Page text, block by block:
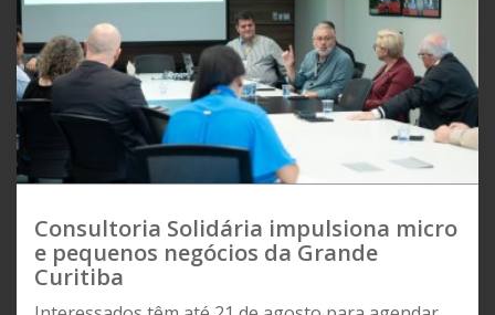
Consultoria Solidária impulsiona micro
e pequenos negócios da Grande
Curitiba